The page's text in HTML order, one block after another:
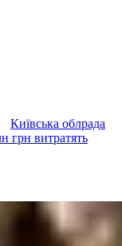
Київська облрада
грн витратять